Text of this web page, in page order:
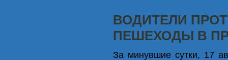
ВОДИТЕЛИ
ПЕШЕХОДЫ В
За минувшие сутки, 17